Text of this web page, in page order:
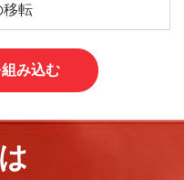
移転
み込む